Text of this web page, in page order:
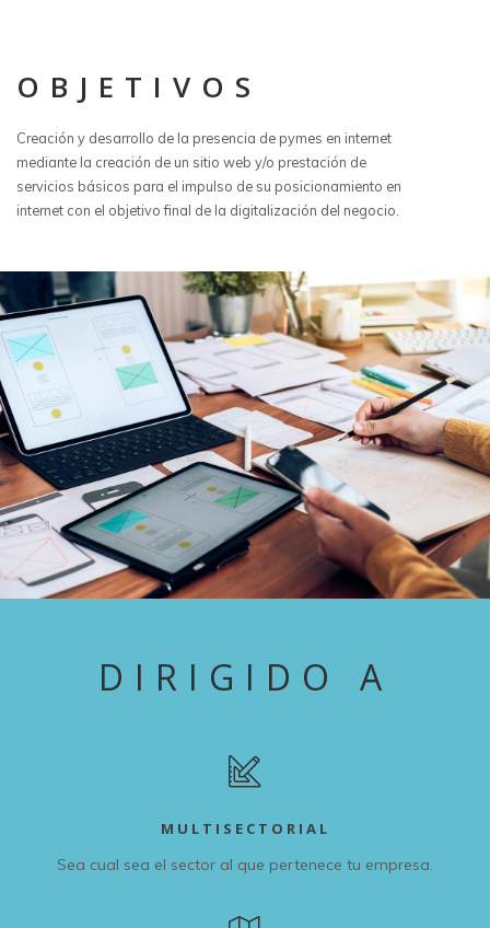
OBJETIVOS
Creación y desarrollo de la presencia de pymes en internet
mediante la creación de un sitio web y/o prestación de
servicios básicos para el impulso de su posicionamiento en
internet con el objetivo final de la digitalización del negocio.
DIRIGIDO A
MULTISECTORIAL
Sea cual sea el sector al que pertenece tu empresa.